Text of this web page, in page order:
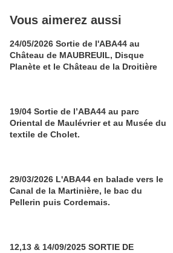
Vous aimerez aussi
24/05/2026 Sortie de l'ABA44 au
Château de MAUBREUIL, Disque
Planète et le Château de la Droitière
19/04 Sortie de l’ABA44 au parc
Oriental de Maulévrier et au Musée du
textile de Cholet.
29/03/2026 L'ABA44 en balade vers le
Canal de la Martinière, le bac du
Pellerin puis Cordemais.
12,13 & 14/09/2025 SORTIE DE